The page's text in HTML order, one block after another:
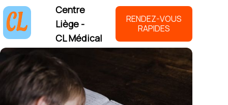
Centre
Liège -
CL Médical
RENDEZ-VOUS
RAPIDES